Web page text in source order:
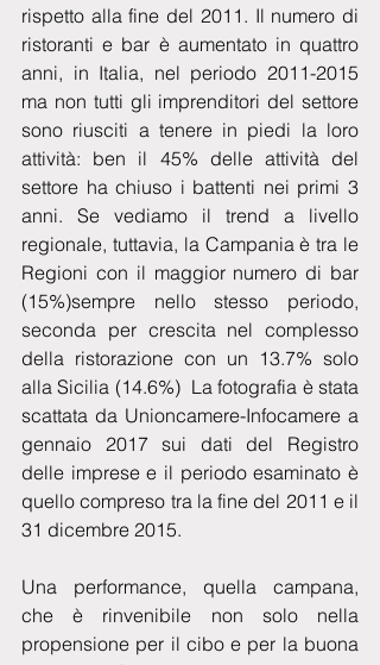
rispetto alla fine del 2011. Il numero di
ristoranti e bar è aumentato in quattro
anni, in Italia, nel periodo 2011-2015
ma non tutti gli imprenditori del settore
sono riusciti a tenere in piedi la loro
attività: ben il 45% delle attività del
settore ha chiuso i battenti nei primi 3
anni. Se vediamo il trend a livello
regionale, tuttavia, la Campania è tra le
Regioni con il maggior numero di bar
(15%)sempre nello stesso periodo,
seconda per crescita nel complesso
della ristorazione con un 13.7% solo
alla Sicilia (14.6%)  La fotografia è stata
scattata da Unioncamere-Infocamere a
gennaio 2017 sui dati del Registro
delle imprese e il periodo esaminato è
quello compreso tra la fine del 2011 e il
31 dicembre 2015.
Una performance, quella campana,
che è rinvenibile non solo nella
propensione per il cibo e per la buona